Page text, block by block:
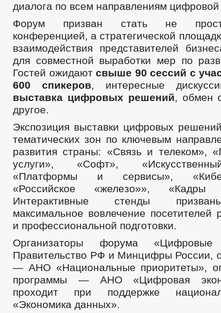
диалога по всем направлениям
Форум призван стать не
конференцией, а стратегической
взаимодействия представителей
для совместной выработки мер по
Гостей ожидают свыше 90 сессий с
600 спикеров, интересные
выставка цифровых решений, обмен
другое.
Экспозиция выставки цифровых
тематических зон по ключевым
развития страны: «Связь и телеком»,
услуги», «Софт»,
«Платформы и сервисы»,
«Российское «железо»»,
Интерактивные стенды
максимальное вовлечение посетителей
и профессиональной подготовки.
Организаторы форума
Правительство РФ и Минцифры России,
— АНО «Национальные приоритеты»,
программы — АНО «Цифровая
проходит при поддержке
«Экономика данных».